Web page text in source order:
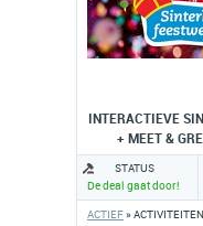
INTERACTIEVE
+ MEET &
ACTIEF» ACTIVITEITEN
STATUS
De deal gaat door!